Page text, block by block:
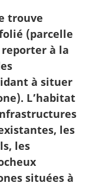
trouve
(parcelle
reporter à la
à situer
L’habitat
les
les
situées à